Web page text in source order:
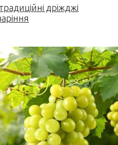
дріжджі